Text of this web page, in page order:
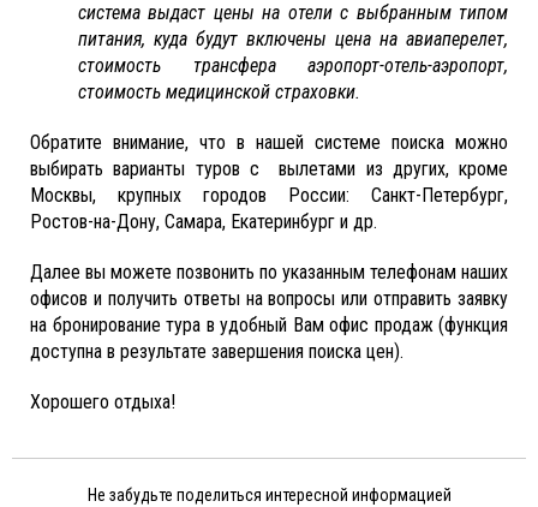
система выдаст цены на отели с выбранным типом
питания, куда будут включены цена на авиаперелет,
стоимость трансфера аэропорт-отель-аэропорт,
стоимость медицинской страховки.
Обратите внимание, что в нашей системе поиска можно
выбирать варианты туров с вылетами из других, кроме
Москвы, крупных городов России: Санкт-Петербург,
Ростов-на-Дону, Самара, Екатеринбург и др.
Далее вы можете позвонить по указанным телефонам наших
офисов и получить ответы на вопросы или отправить заявку
на бронирование тура в удобный Вам офис продаж (функция
доступна в результате завершения поиска цен).
Хорошего отдыха!
Не забудьте поделиться интересной информацией